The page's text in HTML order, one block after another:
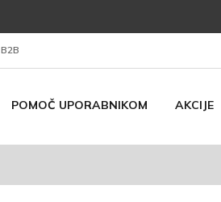
B2B
POMOČ UPORABNIKOM AKCIJE